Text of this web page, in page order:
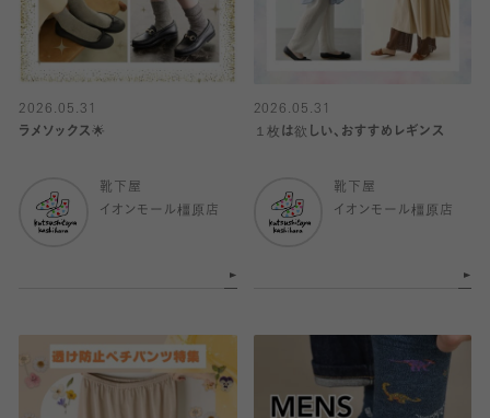
2026.05.31
ラメソックス🌟
靴下屋
イオンモール橿原店
2026.05.31
１枚は欲しい、おすすめレギンス
靴下屋
イオンモール橿原店